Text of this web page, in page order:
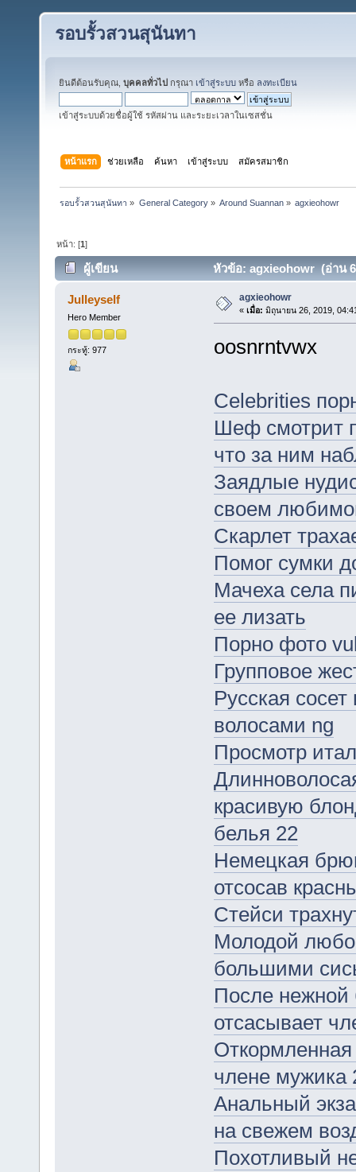
รอบรั้วสวนสุนันทา
ยินดีต้อนรับคุณ, บุคคลทั่วไป กรุณา เข้าสู่ระบบ หรือ ลงทะเบียน
เข้าสู่ระบบด้วยชื่อผู้ใช้ รหัสผ่าน และระยะเวลาในเซสชั่น
หน้าแรก ช่วยเหลือ ค้นหา เข้าสู่ระบบ สมัครสมาชิก
รอบรั้วสวนสุนันทา » General Category» Around Suannan» agxieohowr
หน้า: [1]
ผู้เขียน หัวข้อ: agxieohowr (อ่าน
Julleyself
Hero Member
กระทู้: 977
agxieohowr
« เมื่อ: มิถุนายน 26, 2019,
oosnrntvwx
Celebrities
Шеф смотрит
что за ним
Заядлые
своем
Скарлет
Помог сумки
Мачеха села
ее лизать
Порно фото
Групповое
Русская
волосами ng
Просмотр
красивую
белья 22
Немецкая
отсосав
Стейси
Молодой
большими
После нежной
отсасывает
члене мужика
Анальный
на свежем
Похотливый